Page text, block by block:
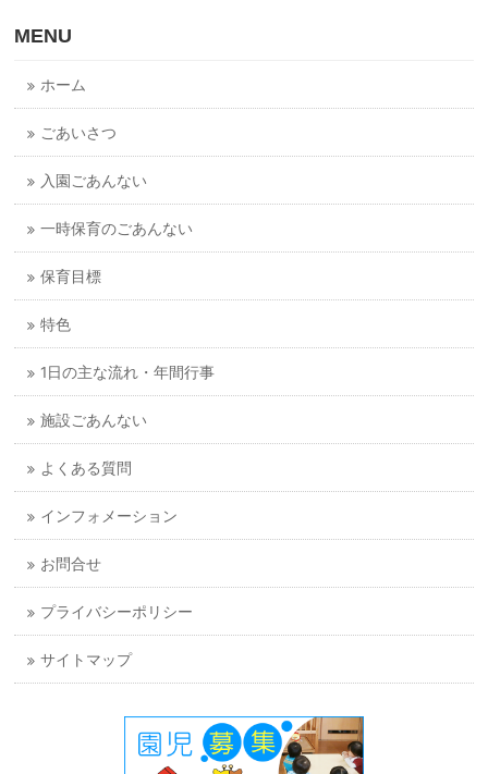
MENU
ホーム
ごあいさつ
入園ごあんない
一時保育のごあんない
保育目標
特色
1日の主な流れ・年間行事
施設ごあんない
よくある質問
インフォメーション
お問合せ
プライバシーポリシー
サイトマップ